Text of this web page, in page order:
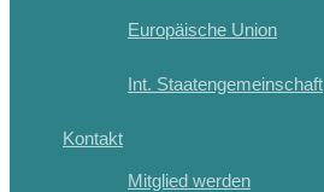
Europäische Union
Int. Staatengemeinschaft
Kontakt
Mitglied werden